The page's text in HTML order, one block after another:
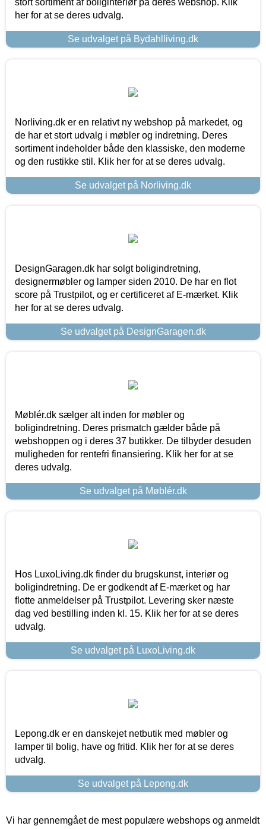
her for at se deres udvalg.
Se udvalget på Bydahlliving.dk
Norliving.dk er en relativt ny webshop på markedet, og
de har et stort udvalg i møbler og indretning. Deres
sortiment indeholder både den klassiske, den moderne
og den rustikke stil. Klik her for at se deres udvalg.
Se udvalget på Norliving.dk
DesignGaragen.dk har solgt boligindretning,
designermøbler og lamper siden 2010. De har en flot
score på Trustpilot, og er certificeret af E-mærket. Klik
her for at se deres udvalg.
Se udvalget på DesignGaragen.dk
Møblér.dk sælger alt inden for møbler og
boligindretning. Deres prismatch gælder både på
webshoppen og i deres 37 butikker. De tilbyder desuden
muligheden for rentefri finansiering. Klik her for at se
deres udvalg.
Se udvalget på Møblér.dk
Hos LuxoLiving.dk finder du brugskunst, interiør og
boligindretning. De er godkendt af E-mærket og har
flotte anmeldelser på Trustpilot. Levering sker næste
dag ved bestilling inden kl. 15. Klik her for at se deres
udvalg.
Se udvalget på LuxoLiving.dk
Lepong.dk er en danskejet netbutik med møbler og
lamper til bolig, have og fritid. Klik her for at se deres
udvalg.
Se udvalget på Lepong.dk
Vi har gennemgået de mest populære webshops og anmeldt